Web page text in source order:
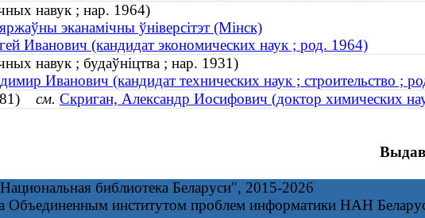
навук ; нар. 1964)
эканамічны ўніверсітэт (Мінск)
Иванович (кандидат экономических наук ; род. 1964)
навук ; будаўніцтва ; нар. 1931)
Иванович (кандидат технических наук ; строительство ;
см. Скриган, Александр Иосифович (доктор химических
библиотека Беларуси", 2015-2026
Объединенным институтом проблем информатики НАН